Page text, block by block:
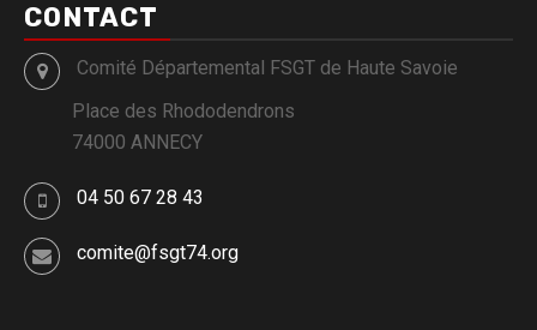
CONTACT
Comité Départemental FSGT de Haute Savoie
Place des Rhododendrons
74000 ANNECY
04 50 67 28 43
comite@fsgt74.org